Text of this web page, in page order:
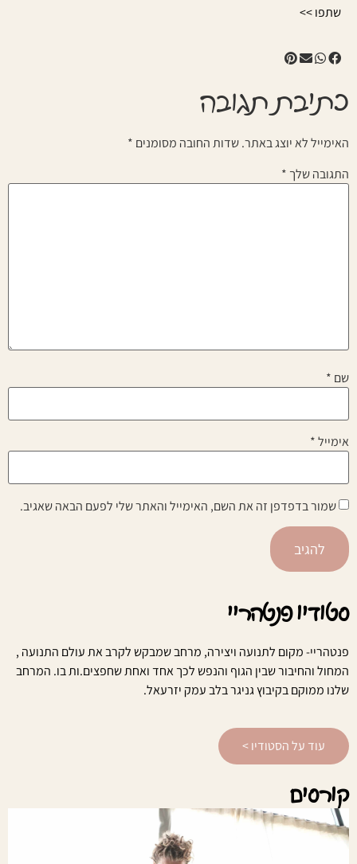
שתפו >>
כתיבת תגובה
האימייל לא יוצג באתר.שדות החובה מסומנים *
התגובה שלך *
שם *
אימייל*
שמור בדפדפן זה את השם, האימייל והאתר שלי לפעם הבאה שאגיב.
סטודיו פנטהריי
פנטהריי- מקום לתנועה ויצירה, מרחב שמבקש לקרב את עולם התנועה ,
המחול והחיבור שבין הגוף והנפש לכך אחד ואחת שחפצים.ות בו. המרחב
שלנו ממוקם בקיבוץ גניגר בלב עמק יזרעאל.
עוד על הסטודיו >
קורסים